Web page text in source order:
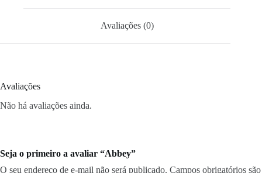
Avaliações (0)
Avaliações
Não há avaliações ainda.
Seja o primeiro a avaliar “Abbey”
O seu endereço de e-mail não será publicado. Campos obrigatórios são